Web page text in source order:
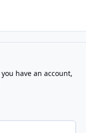
have an account,